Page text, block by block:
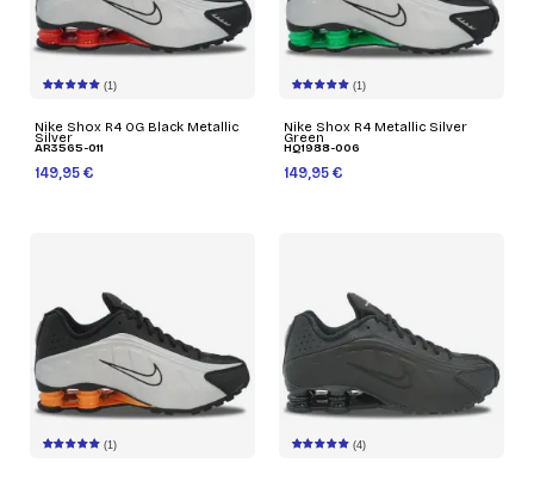
(1)
Nike Shox R4 OG Black Metallic
Silver
AR3565-011
149,95 €
(1)
Nike Shox R4 Metallic Silver
Green
HQ1988-006
149,95 €
(1) (4)